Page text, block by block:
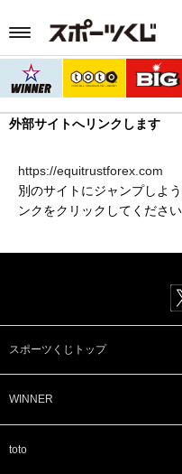
外部サイトへリンクします
https://equitrustforex.com
別のサイトにジャンプしよ
ンクをクリックしてください
スポーツくじトップ
WINNER
toto